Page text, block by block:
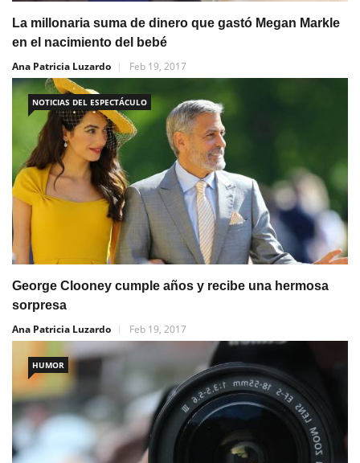
La millonaria suma de dinero que gastó Megan Markle
en el nacimiento del bebé
Ana Patricia Luzardo
Feb 19, 2017
NOTICIAS DEL ESPECTÁCULO
George Clooney cumple años y recibe una hermosa
sorpresa
Ana Patricia Luzardo
Feb 19, 2017
HUMOR